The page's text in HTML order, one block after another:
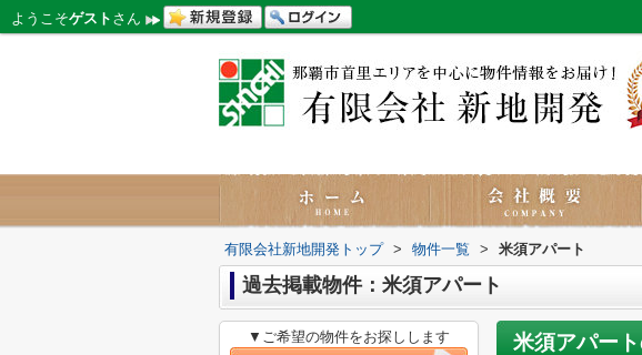
ようこそゲスト さん
有限会社新地開発トップ > 物件一覧 > 米須アパート
過去掲載物件：米須アパート
米須アパート
▼ご希望の物件をお探しします